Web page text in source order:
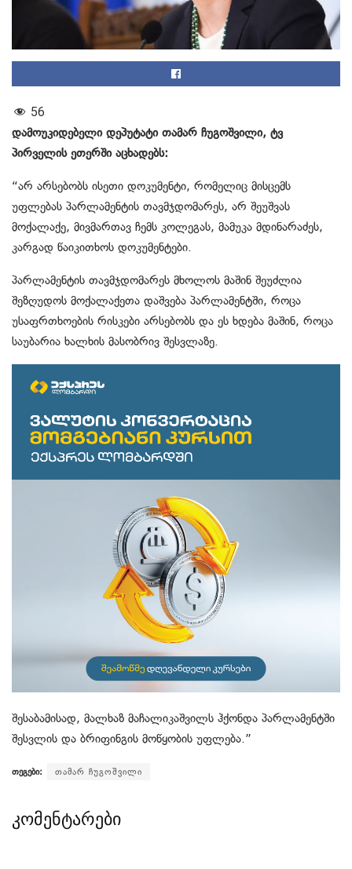
56
დამოუკიდებელი დეპუტატი თამარ ჩუგოშვილი, ტვ
პირველის ეთერში აცხადებს:
“არ არსებობს ისეთი დოკუმენტი, რომელიც მისცემს
უფლებას პარლამენტის თავმჯდომარეს, არ შეუშვას
მოქალაქე, მივმართავ ჩემს კოლეგას, მამუკა მდინარაძეს,
კარგად წაიკითხოს დოკუმენტები.
პარლამენტის თავმჯდომარეს მხოლოს მაშინ შეუძლია
შეზღუდოს მოქალაქეთა დაშვება პარლამენტში, როცა
უსაფრთხოების რისკები არსებობს და ეს ხდება მაშინ, როცა
საუბარია ხალხის მასობრივ შესვლაზე.
შესაბამისად, მალხაზ მაჩალიკაშვილს ჰქონდა პარლამენტში
შესვლის და ბრიფინგის მოწყობის უფლება.”
თეგები: თამარ ჩუგოშვილი
კომენტარები